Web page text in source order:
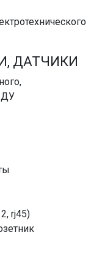
ДАТЧИКИ
ДУ
rj45)